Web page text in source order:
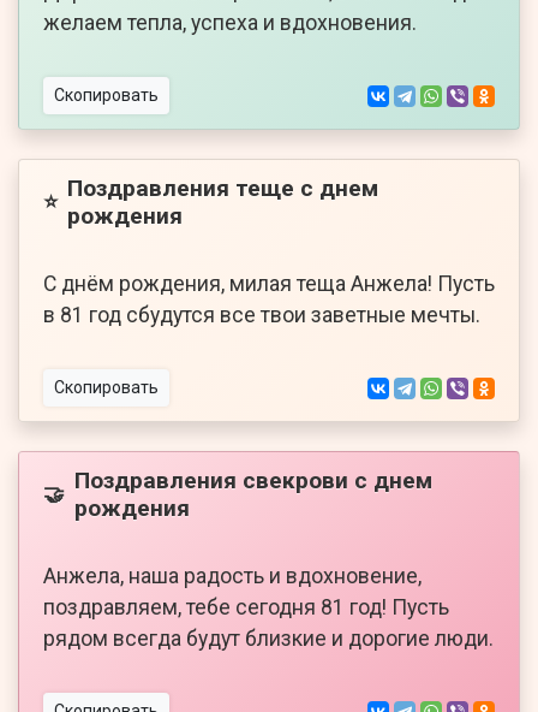
желаем тепла, успеха и вдохновения.
Скопировать
⭐ Поздравления теще с днем
рождения
С днём рождения, милая теща Анжела! Пусть
в 81 год сбудутся все твои заветные мечты.
Скопировать
🤝 Поздравления свекрови с днем
рождения
Анжела, наша радость и вдохновение,
поздравляем, тебе сегодня 81 год! Пусть
рядом всегда будут близкие и дорогие люди.